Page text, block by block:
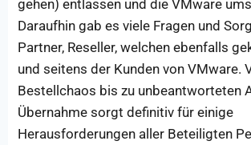
gehen) entlassen und die VMware
Daraufhin gab es viele Fragen und
Partner, Reseller, welchen ebenfalls
und seitens der Kunden von VMware.
Bestellchaos bis zu unbeantworteten
Übernahme sorgt definitiv für einige
Herausforderungen aller Beteiligten